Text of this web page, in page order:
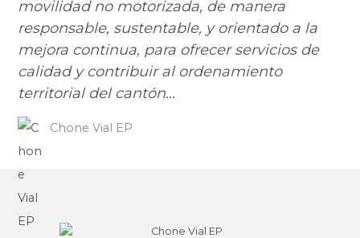
movilidad no motorizada, de manera
responsable, sustentable, y orientado a la
mejora continua, para ofrecer servicios de
calidad y contribuir al ordenamiento
territorial del cantón...
Chone Vial EP